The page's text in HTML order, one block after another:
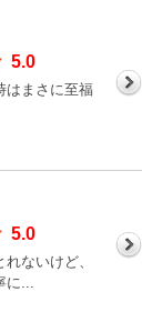
5.0
はまさに至福
5.0
ないけど、
に...